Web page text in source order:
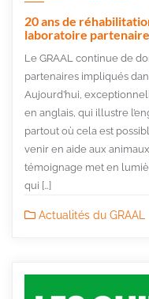
20 ans de
laboratoire partenaire
Le GRAAL continue de
partenaires impliqués
Aujourd’hui,
en anglais, qui illustre
partout où cela est
venir en aide aux
témoignage met en
qui […]
Actualités du GRAAL